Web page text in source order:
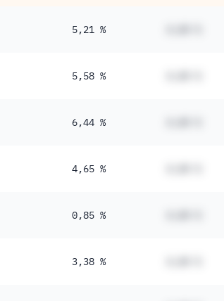
5,21 %
5,58 %
6,44 %
4,65 %
0,85 %
3,38 %